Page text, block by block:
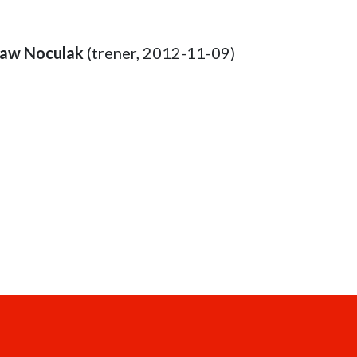
Noculak (trener, 2012-11-09)